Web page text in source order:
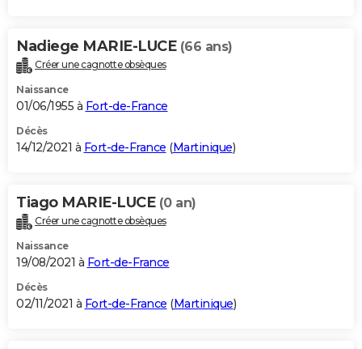
Nadiege MARIE-LUCE (66 ans)
Créer une cagnotte obsèques
Naissance
01/06/1955 à Fort-de-France
Décès
14/12/2021 à Fort-de-France (Martinique)
Tiago MARIE-LUCE (0 an)
Créer une cagnotte obsèques
Naissance
19/08/2021 à Fort-de-France
Décès
02/11/2021 à Fort-de-France (Martinique)